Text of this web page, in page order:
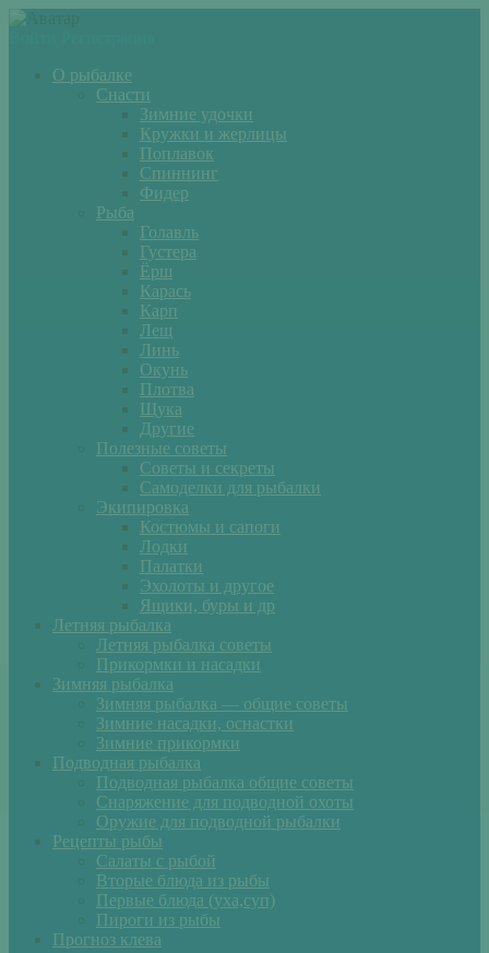
О рыбалке
Снасти
Зимние удочки
Кружки и жерлицы
Поплавок
Спиннинг
Фидер
Рыба
Голавль
Густера
Ёрш
Карась
Карп
Лещ
Линь
Окунь
Плотва
Щука
Другие
Полезные советы
Советы и секреты
Самоделки для рыбалки
Экипировка
Костюмы и сапоги
Лодки
Палатки
Эхолоты и другое
Ящики, буры и др
Летняя рыбалка
Летняя рыбалка советы
Прикормки и насадки
Зимняя рыбалка
Зимняя рыбалка — общие советы
Зимние насадки, оснастки
Зимние прикормки
Подводная рыбалка
Подводная рыбалка общие советы
Снаряжение для подводной охоты
Оружие для подводной рыбалки
Рецепты рыбы
Салаты с рыбой
Вторые блюда из рыбы
Первые блюда (уха,суп)
Пироги из рыбы
Прогноз клева